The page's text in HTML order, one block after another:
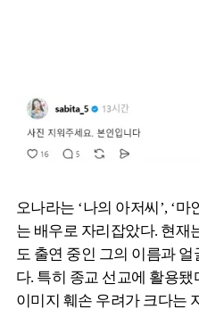
오나라는 ‘나의 아저씨’, ‘
는 배우로 자리잡았다. 현재
도 출연 중인 그의 이름과
다. 특히 종교 선교에 활용
이미지 훼손 우려가 크다는